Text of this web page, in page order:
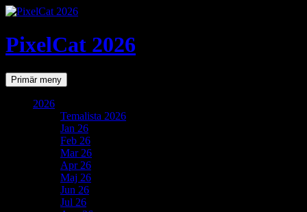
PixelCat 2026
SökPrimär meny Gå
till
2026
Temalista 2026
Jan 26
Feb 26
Mar 26
Apr 26
Maj 26
Jun 26
Jul 26